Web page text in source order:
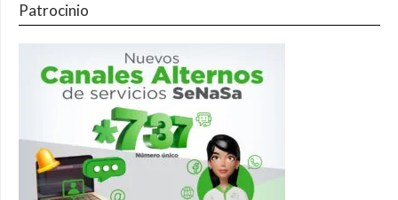
Patrocinio